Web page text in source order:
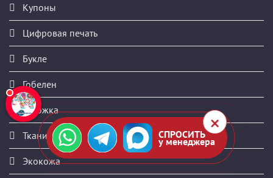
СПРОСИТЬ
у менеджера
Купоны
Цифровая печать
Букле
Гобелен
Рогожка
Ткани на складе
Экокожа